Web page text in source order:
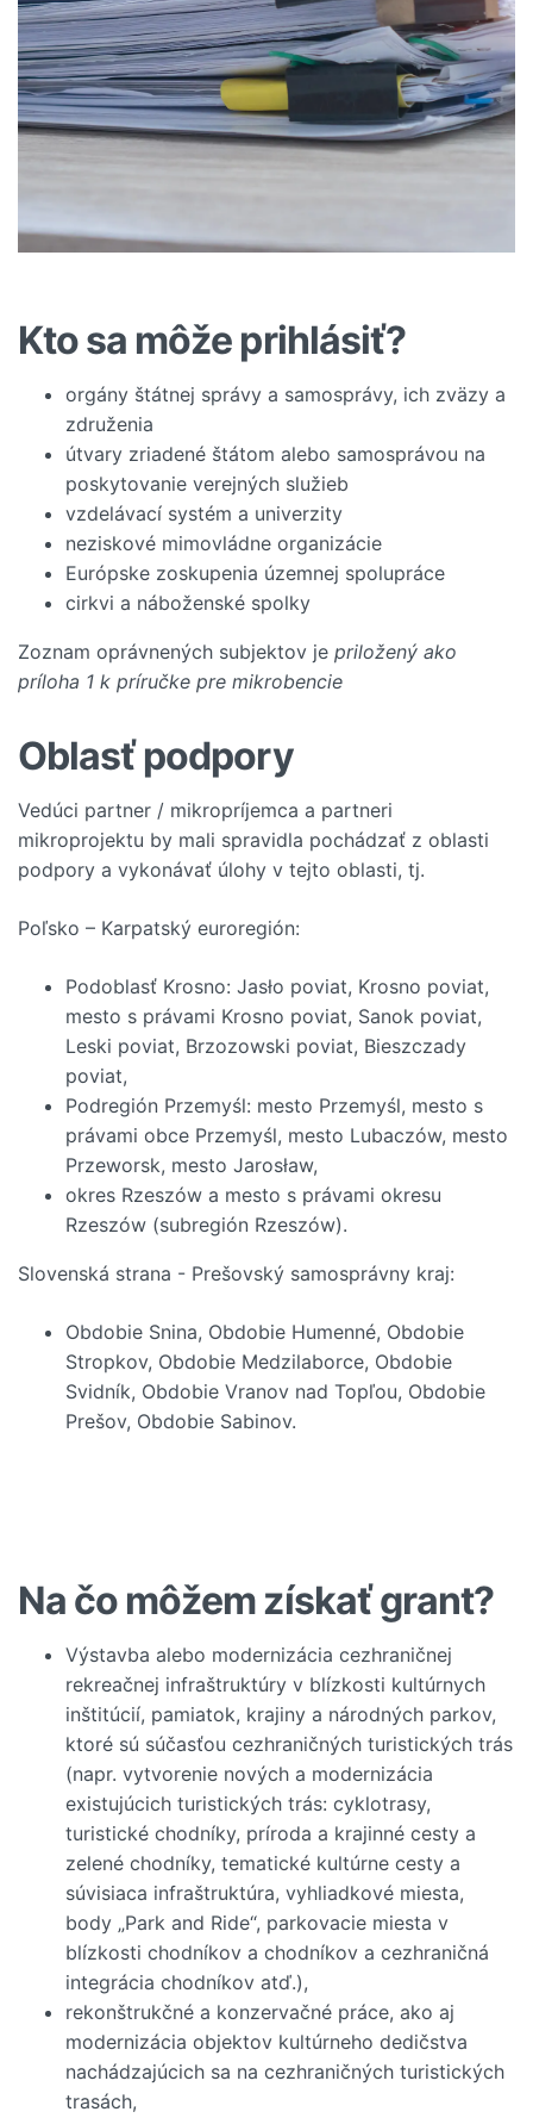
Kto sa môže prihlásiť?
orgány štátnej správy a samosprávy, ich zväzy a
združenia
útvary zriadené štátom alebo samosprávou na
poskytovanie verejných služieb
vzdelávací systém a univerzity
neziskové mimovládne organizácie
Európske zoskupenia územnej spolupráce
cirkvi a náboženské spolky
Zoznam oprávnených subjektov je priložený ako
príloha 1 k príručke pre mikrobencie
Oblasť podpory
Vedúci partner / mikropríjemca a partneri
mikroprojektu by mali spravidla pochádzať z oblasti
podpory a vykonávať úlohy v tejto oblasti, tj.
Poľsko – Karpatský euroregión:
Podoblasť Krosno: Jasło poviat, Krosno poviat,
mesto s právami Krosno poviat, Sanok poviat,
Leski poviat, Brzozowski poviat, Bieszczady
poviat,
Podregión Przemyśl: mesto Przemyśl, mesto s
právami obce Przemyśl, mesto Lubaczów, mesto
Przeworsk, mesto Jarosław,
okres Rzeszów a mesto s právami okresu
Rzeszów (subregión Rzeszów).
Slovenská strana - Prešovský samosprávny kraj:
Obdobie Snina, Obdobie Humenné, Obdobie
Stropkov, Obdobie Medzilaborce, Obdobie
Svidník, Obdobie Vranov nad Topľou, Obdobie
Prešov, Obdobie Sabinov.
Na čo môžem získať grant?
Výstavba alebo modernizácia cezhraničnej
rekreačnej infraštruktúry v blízkosti kultúrnych
inštitúcií, pamiatok, krajiny a národných parkov,
ktoré sú súčasťou cezhraničných turistických trás
(napr. vytvorenie nových a modernizácia
existujúcich turistických trás: cyklotrasy,
turistické chodníky, príroda a krajinné cesty a
zelené chodníky, tematické kultúrne cesty a
súvisiaca infraštruktúra, vyhliadkové miesta,
body „Park and Ride“, parkovacie miesta v
blízkosti chodníkov a chodníkov a cezhraničná
integrácia chodníkov atď.),
rekonštrukčné a konzervačné práce, ako aj
modernizácia objektov kultúrneho dedičstva
nachádzajúcich sa na cezhraničných turistických
trasách,